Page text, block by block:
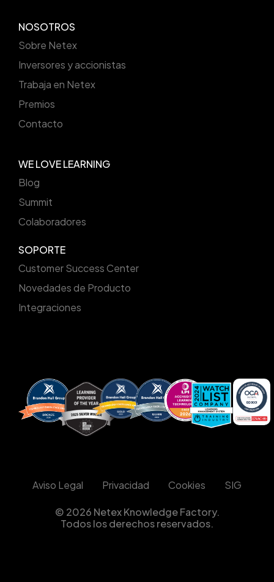
NOSOTROS
Sobre Netex
Inversores y accionistas
Trabaja en Netex
Premios
Contacto
WE LOVE LEARNING
Blog
Summit
Colaboradores
SOPORTE
Customer Success Center
Novedades de Producto
Integraciones
Aviso Legal Privacidad Cookies SIG
© 2026 Netex Knowledge Factory.
Todos los derechos reservados.